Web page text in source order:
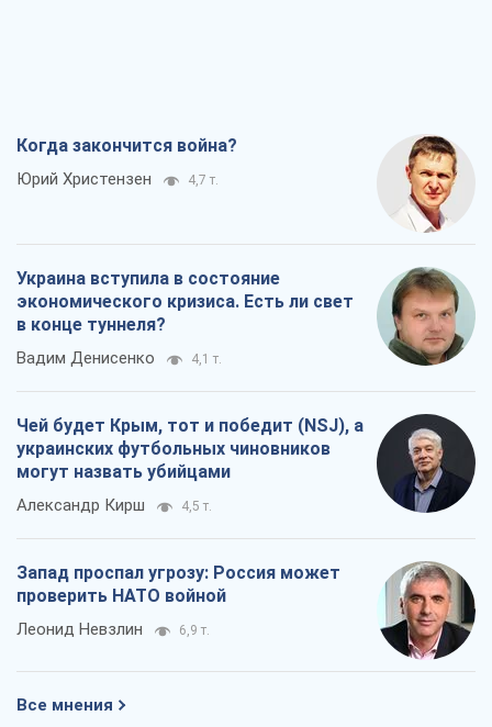
Когда закончится война?
Юрий Христензен 4,7 т.
Украина вступила в состояние
экономического кризиса. Есть ли свет
в конце туннеля?
Вадим Денисенко 4,1 т.
Чей будет Крым, тот и победит (NSJ), а
украинских футбольных чиновников
могут назвать убийцами
Александр Кирш 4,5 т.
Запад проспал угрозу: Россия может
проверить НАТО войной
Леонид Невзлин 6,9 т.
Все мнения